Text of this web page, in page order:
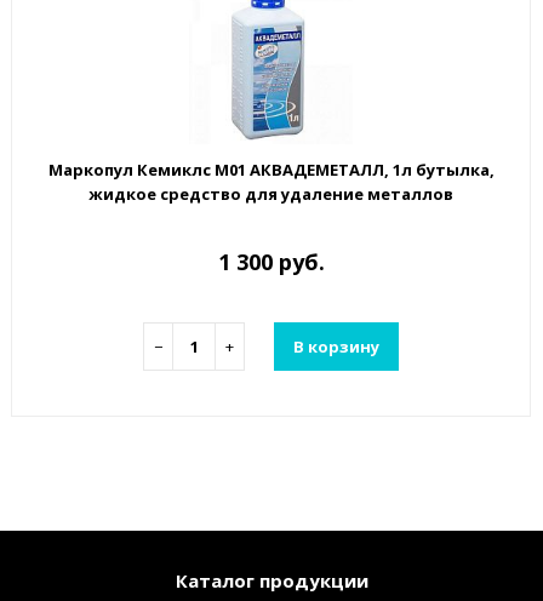
Маркопул Кемиклс М01 АКВАДЕМЕТАЛЛ, 1л бутылка,
жидкое средство для удаление металлов
1 300 руб.
− + В корзину
Каталог продукции